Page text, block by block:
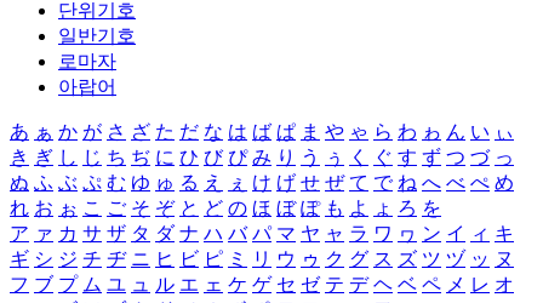
단위기호
일반기호
로마자
아랍어
あ ぁ か が さ ざ た だ な は ば ぱ ま や ゃ ら わ ゎ ん い ぃ
き ぎ し じ ち ぢ に ひ び ぴ み り う ぅ く ぐ す ず つ づ っ
ぬ ふ ぶ ぷ む ゆ ゅ る え ぇ け げ せ ぜ て で ね へ べ ぺ め
れ お ぉ こ ご そ ぞ と ど の ほ ぼ ぽ も よ ょ ろ を
ア ァ カ サ ザ タ ダ ナ ハ バ パ マ ヤ ャ ラ ワ ヮ ン イ ィ キ
ギ シ ジ チ ヂ ニ ヒ ビ ピ ミ リ ウ ゥ ク グ ス ズ ツ ヅ ッ ヌ
フ ブ プ ム ユ ュ ル エ ェ ケ ゲ セ ゼ テ デ ヘ ベ ペ メ レ オ